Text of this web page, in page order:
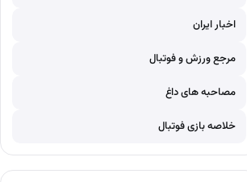
اخبار ایران
مرجع ورزش و فوتبال
مصاحبه های داغ
خلاصه بازی فوتبال